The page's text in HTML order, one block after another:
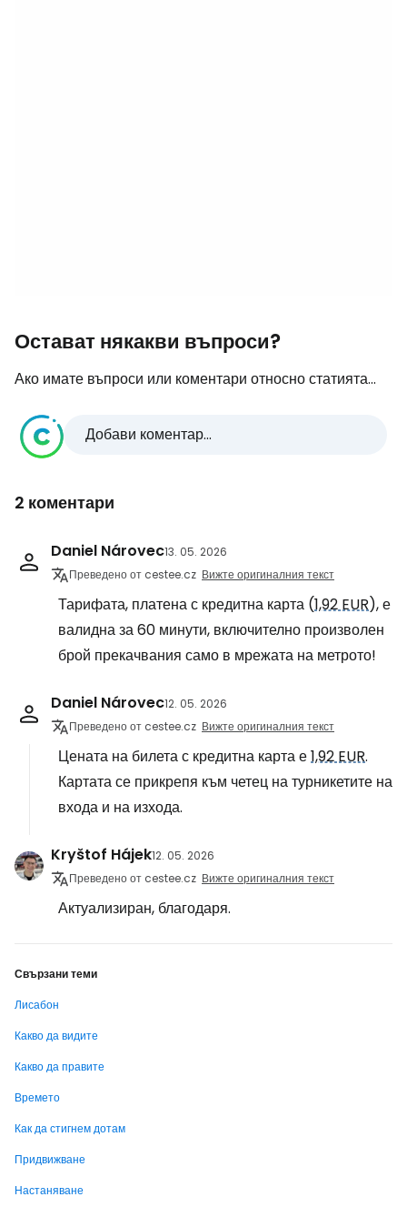
Остават някакви въпроси?
Ако имате въпроси или коментари относно статията...
Добави коментар...
2 коментари
Daniel Nárovec13. 05. 2026
Преведено от cestee.cz Вижте оригиналния текст
Тарифата, платена с кредитна карта (1,92 EUR), е
валидна за 60 минути, включително произволен
брой прекачвания само в мрежата на метрото!
Daniel Nárovec12. 05. 2026
Преведено от cestee.cz Вижте оригиналния текст
Цената на билета с кредитна карта е1,92 EUR.
Картата се прикрепя към четец на турникетите на
входа и на изхода.
Kryštof Hájek12. 05. 2026
Преведено от cestee.cz Вижте оригиналния текст
Актуализиран, благодаря.
Свързани теми
Лисабон
Какво да видите
Какво да правите
Времето
Как да стигнем дотам
Придвижване
Настаняване